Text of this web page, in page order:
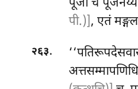
पूजा च
पी.)], एतं
२६३.